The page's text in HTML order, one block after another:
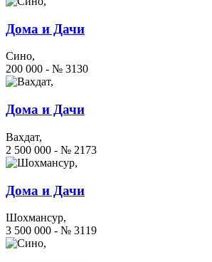
Дома и Дачи
Сино,
200 000 - № 3130
Дома и Дачи
Вахдат,
2 500 000 - № 2173
Дома и Дачи
Шохмансур,
3 500 000 - № 3119